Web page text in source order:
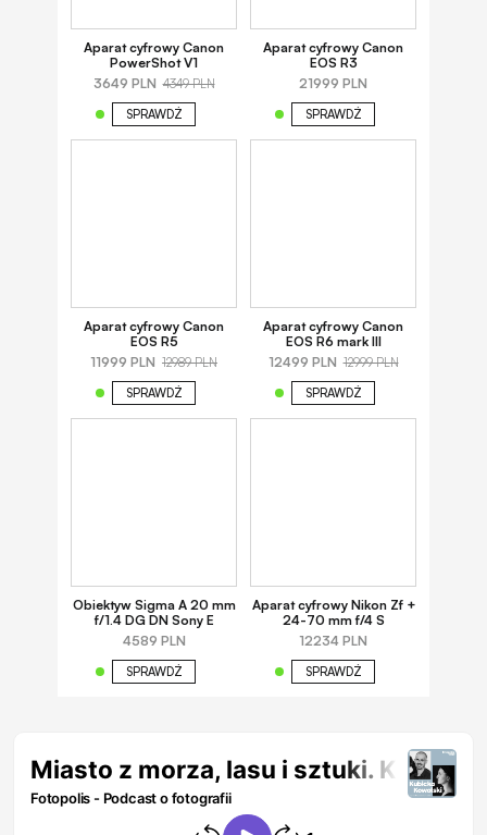
Aparat cyfrowy Canon
PowerShot V1
3649 PLN 4349 PLN
SPRAWDŹ
Aparat cyfrowy Canon
EOS R3
21999 PLN
SPRAWDŹ
Aparat cyfrowy Canon
EOS R5
11999 PLN 12989 PLN
SPRAWDŹ
Aparat cyfrowy Canon
EOS R6 mark III
12499 PLN 12999 PLN
SPRAWDŹ
Obiektyw Sigma A 20 mm
f/1.4 DG DN Sony E
4589 PLN
SPRAWDŹ
Aparat cyfrowy Nikon Zf +
24-70 mm f/4 S
12234 PLN
SPRAWDŹ